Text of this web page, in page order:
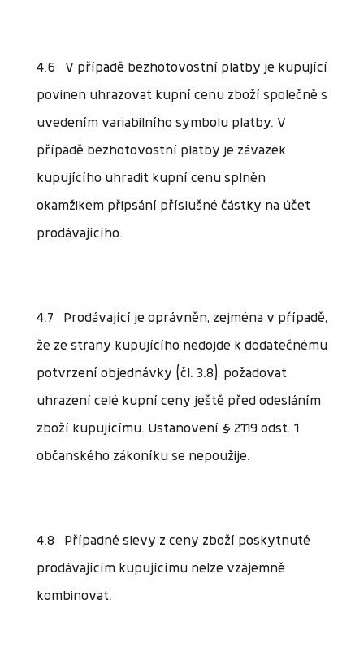
4.6 V případě bezhotovostní platby je kupující
povinen uhrazovat kupní cenu zboží společně s
uvedením variabilního symbolu platby. V
případě bezhotovostní platby je závazek
kupujícího uhradit kupní cenu splněn
okamžikem připsání příslušné částky na účet
prodávajícího.
4.7 Prodávající je oprávněn, zejména v případě,
že ze strany kupujícího nedojde k dodatečnému
potvrzení objednávky (čl. 3.8), požadovat
uhrazení celé kupní ceny ještě před odesláním
zboží kupujícímu. Ustanovení § 2119 odst. 1
občanského zákoníku se nepoužije.
4.8 Případné slevy z ceny zboží poskytnuté
prodávajícím kupujícímu nelze vzájemně
kombinovat.